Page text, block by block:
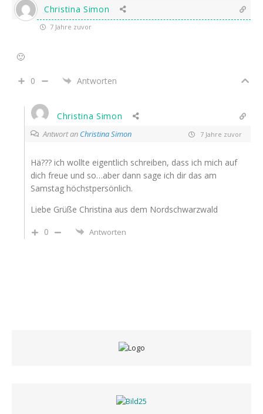
Christina Simon
7 Jahre zuvor
🙂
0 Antworten
Christina Simon
Antwort an Christina Simon 7 Jahre zuvor
Hä??? ich wollte eigentlich schreiben, dass ich mich auf
dich freue und so…aber dann sage ich dir das am
Samstag höchstpersönlich.
Liebe Grüße Christina aus dem Nordschwarzwald
0
Antworten